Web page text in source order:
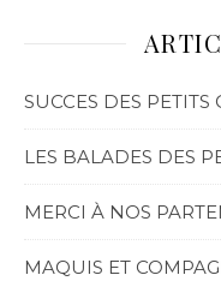
SUCCES DES
LES BALADES DES
MERCI À NOS
MAQUIS ET